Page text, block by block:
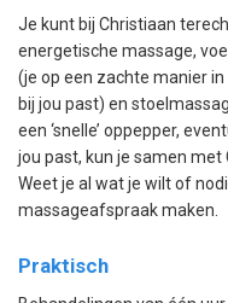
Je kunt bij Christiaan
energetische massage,
(je op een zachte manier
bij jou past) en
een ‘snelle’ oppepper,
jou past, kun je samen met
Weet je al wat je wilt of
massageafspraak maken.
Praktisch